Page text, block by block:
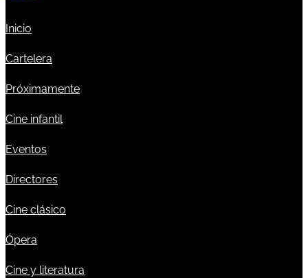
Inicio
Cartelera
Próximamente
Cine infantil
Eventos
Directores
Cine clásico
Ópera
Cine y literatura